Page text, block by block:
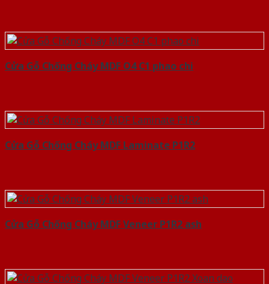
Cửa Gỗ Chống Cháy MDF O4 C1 phao chi
Cửa Gỗ Chống Cháy MDF Laminate P1R2
Cửa Gỗ Chống Cháy MDF Veneer P1R2 ash